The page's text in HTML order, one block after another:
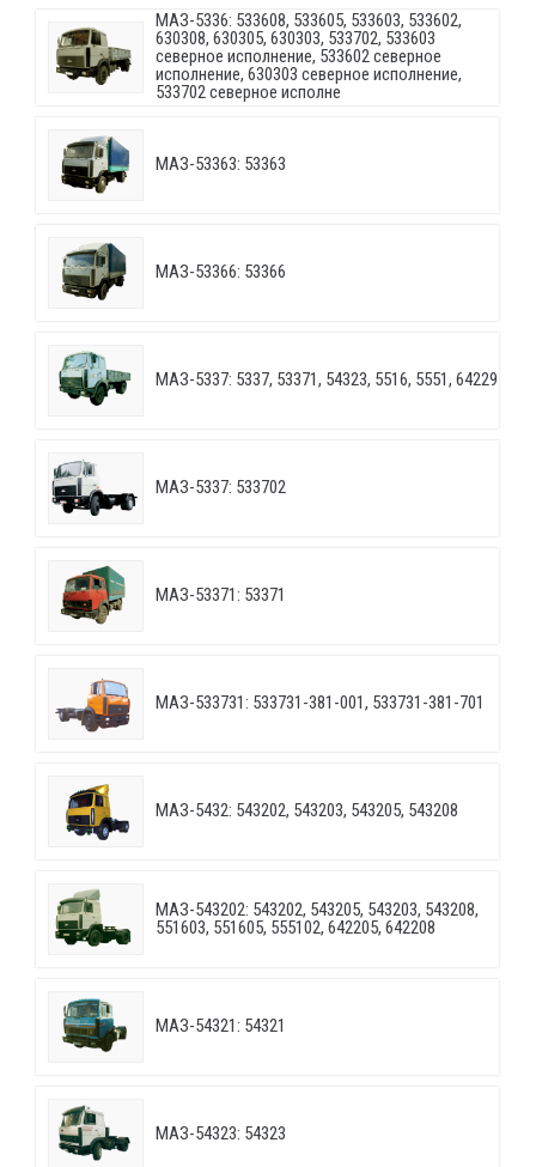
МАЗ-5336: 533608, 533605, 533603, 533602,
630308, 630305, 630303, 533702, 533603
северное исполнение, 533602 северное
исполнение, 630303 северное исполнение,
533702 северное исполне
МАЗ-53363: 53363
МАЗ-53366: 53366
МАЗ-5337: 5337, 53371, 54323, 5516, 5551, 64229
МАЗ-5337: 533702
МАЗ-53371: 53371
МАЗ-533731: 533731-381-001, 533731-381-701
МАЗ-5432: 543202, 543203, 543205, 543208
МАЗ-543202: 543202, 543205, 543203, 543208,
551603, 551605, 555102, 642205, 642208
МАЗ-54321: 54321
МАЗ-54323: 54323